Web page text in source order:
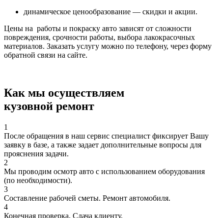
динамическое ценообразование — скидки и акции.
Цены на работы и покраску авто зависят от сложности
повреждения, срочности работы, выбора лакокрасочных
материалов. Заказать услугу можно по телефону, через форму
обратной связи на сайте.
Как мы осуществляем
кузовной ремонт
1
После обращения в наш сервис специалист фиксирует Вашу
заявку в базе, а также задает дополнительные вопросы для
прояснения задачи.
2
Мы проводим осмотр авто с использованием оборудования
(по необходимости).
3
Составление рабочей сметы. Ремонт автомобиля.
4
Конечная проверка. Сдача клиенту.